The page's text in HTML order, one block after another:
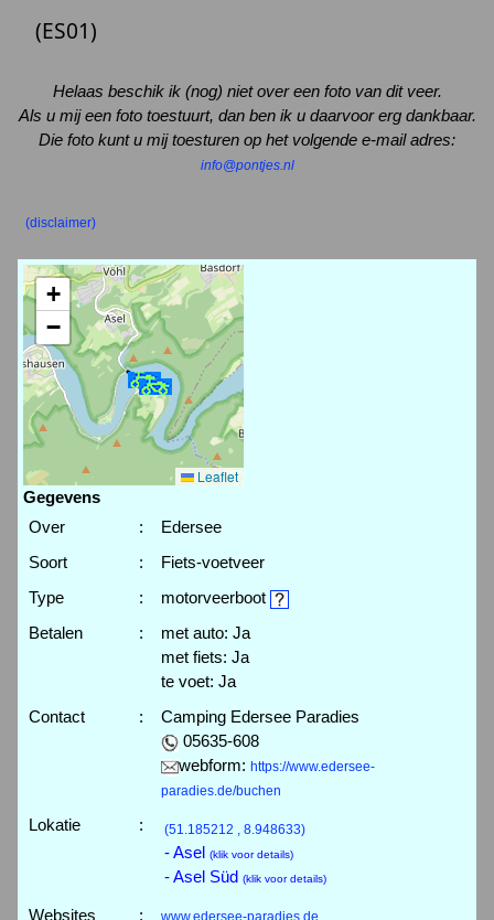
(ES01)
Helaas beschik ik (nog) niet over een foto van dit veer.
Als u mij een foto toestuurt, dan ben ik u daarvoor erg dankbaar.
Die foto kunt u mij toesturen op het volgende e-mail adres:
info@pontjes.nl
(disclaimer)
+
−
Leaflet
Gegevens
Over
:
Edersee
Soort
:
Fiets-voetveer
Type
:
motorveerboot
Betalen
:
met auto: Ja
met fiets: Ja
te voet: Ja
Contact
:
Camping Edersee Paradies
05635-608
webform: https://www.edersee-
paradies.de/buchen
Lokatie : (51.185212 , 8.948633)
- Asel (klik voor details)
- Asel Süd (klik voor details)
Websites :
www.edersee-paradies.de